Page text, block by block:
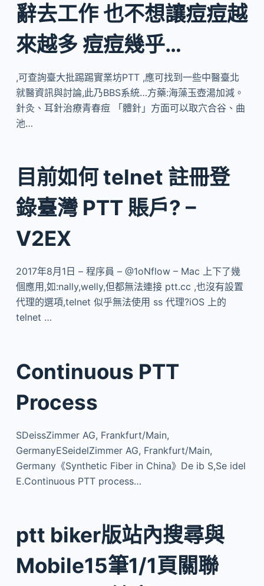
辭去工作 也不想讓痘痘越
來越多 痘痘幾乎…
,可查詢臺大批踢踢實業坊PTT ,應可找到一些中醫臺北
就醫資訊與討論,此乃BBS系統…方藥:海藻玉壺湯加減。
針灸、耳針治療青春痘 「體針」方面可以取穴合谷、曲
池…
目前如何 telnet 註冊登
錄臺灣 PTT 賬戶? –
V2EX
2017年8月1日 – 程序員 – @1oNflow – Mac 上下了幾
個應用,如:nally,welly,但都無法連接 ptt.cc ,也沒有設置
代理的選項,telnet 似乎無法使用 ss 代理?iOS 上的
telnet …
Continuous PTT
Process
SDeissZimmer AG, Frankfurt/Main,
GermanyESeidelZimmer AG, Frankfurt/Main,
Germany《Synthetic Fiber in China》De ib S,Se idel
E.Continuous PTT process…
ptt biker版站內搜尋與
Mobile15筆1/1頁關聯